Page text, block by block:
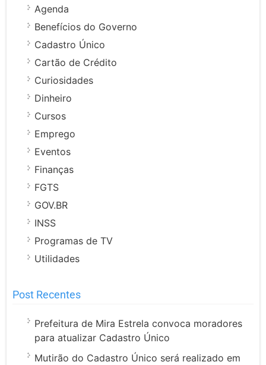
Agenda
Benefícios do Governo
Cadastro Único
Cartão de Crédito
Curiosidades
Dinheiro
Cursos
Emprego
Eventos
Finanças
FGTS
GOV.BR
INSS
Programas de TV
Utilidades
Post Recentes
Prefeitura de Mira Estrela convoca moradores
para atualizar Cadastro Único
Mutirão do Cadastro Único será realizado em